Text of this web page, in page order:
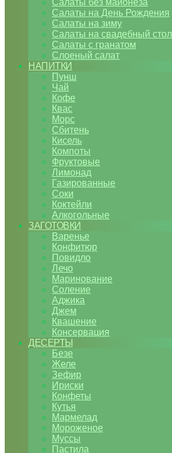
Салаты без майонеза
Салаты на День Рождения
Салаты на зиму
Салаты на свадебный стол
Салаты с гранатом
Слоеный салат
НАПИТКИ
Пунш
Чай
Кофе
Квас
Морс
Сбитень
Кисель
Компоты
Фруктовые
Лимонад
Газированные
Соки
Коктейли
Алкогольные
ЗАГОТОВКИ
Варенье
Конфитюр
Повидло
Лечо
Маринование
Соление
Аджика
Джем
Квашение
Консервация
ДЕСЕРТЫ
Безе
Желе
Зефир
Ириски
Конфеты
Кутья
Мармелад
Мороженое
Муссы
Пастила